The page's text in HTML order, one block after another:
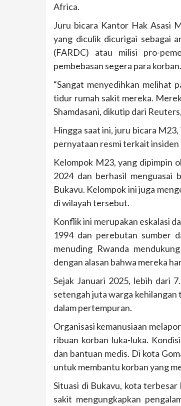
Africa.
Juru bicara Kantor Hak Asasi
yang diculik dicurigai sebagai
(FARDC) atau milisi pro-
pembebasan segera para korban.
“Sangat menyedihkan melihat
tidur rumah sakit mereka.
Shamdasani, dikutip dari
Hingga saat ini, juru bicara
pernyataan resmi terkait
Kelompok M23, yang dipimpin
2024 dan berhasil menguasai
Bukavu. Kelompok ini juga
di wilayah tersebut.
Konflik ini merupakan eskalasi
1994 dan perebutan sumber
menuding Rwanda
dengan alasan bahwa mereka
Sejak Januari 2025, lebih dari
setengah juta warga
dalam pertempuran.
Organisasi kemanusiaan
ribuan korban luka-luka.
dan bantuan medis. Di kota
untuk membantu korban yang
Situasi di Bukavu, kota
sakit mengungkapkan